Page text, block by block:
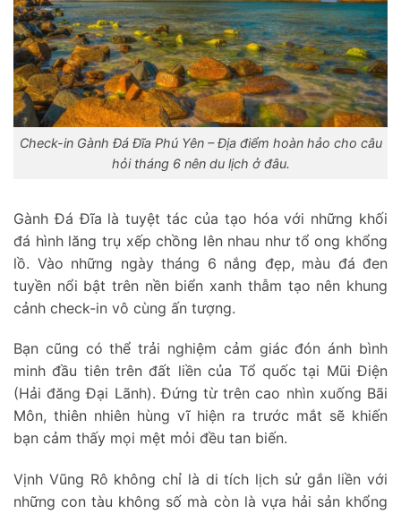
Check-in Gành Đá Đĩa Phú Yên – Địa điểm hoàn hảo cho câu
hỏi tháng 6 nên du lịch ở đâu.
Gành Đá Đĩa là tuyệt tác của tạo hóa với những khối
đá hình lăng trụ xếp chồng lên nhau như tổ ong khổng
lồ. Vào những ngày tháng 6 nắng đẹp, màu đá đen
tuyền nổi bật trên nền biển xanh thẫm tạo nên khung
cảnh check-in vô cùng ấn tượng.
Bạn cũng có thể trải nghiệm cảm giác đón ánh bình
minh đầu tiên trên đất liền của Tổ quốc tại Mũi Điện
(Hải đăng Đại Lãnh). Đứng từ trên cao nhìn xuống Bãi
Môn, thiên nhiên hùng vĩ hiện ra trước mắt sẽ khiến
bạn cảm thấy mọi mệt mỏi đều tan biến.
Vịnh Vũng Rô không chỉ là di tích lịch sử gắn liền với
những con tàu không số mà còn là vựa hải sản khổng